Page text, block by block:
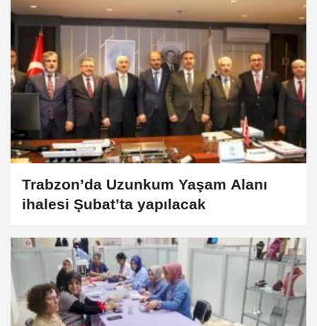
Trabzon’da Uzunkum Yaşam Alanı
ihalesi Şubat’ta yapılacak